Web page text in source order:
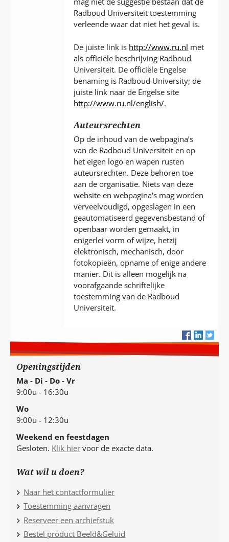
Radboud Universiteit toestemming
verleende waar dat niet het geval is.
De juiste link is http://www.ru.nl met
als officiële beschrijving Radboud
Universiteit. De officiële Engelse
benaming is Radboud University; de
juiste link naar de Engelse site
http://www.ru.nl/english/.
Auteursrechten
Op de inhoud van de webpagina’s
van de Radboud Universiteit en op
het eigen logo en wapen rusten
auteursrechten. Deze behoren toe
aan de organisatie. Niets van deze
website en webpagina's mag worden
verveelvoudigd, opgeslagen in een
geautomatiseerd gegevensbestand of
openbaar worden gemaakt, in
enigerlei vorm of wijze, hetzij
elektronisch, mechanisch, door
fotokopieën, opname of enige andere
manier. Dit is alleen mogelijk na
voorafgaande schriftelijke
toestemming van de Radboud
Universiteit.
Openingstijden
Ma - Di - Do - Vr
9:00u - 16:30u
Wo
9:00u - 12:30u
Weekend en feestdagen
Gesloten. Klik hier voor de exacte data.
Wat wil u doen?
Naar het contactformulier
Toestemming aanvragen
Reserveer een archiefstuk
Bestel product Beeld&Geluid